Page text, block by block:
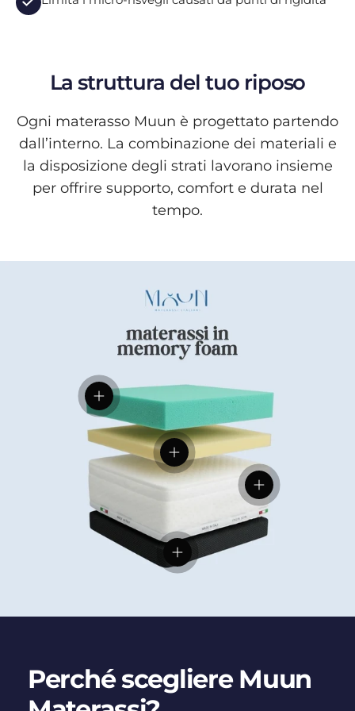
La struttura del tuo riposo
Ogni materasso Muun è progettato partendo
dall’interno. La combinazione dei materiali e
la disposizione degli strati lavorano insieme
per offrire supporto, comfort e durata nel
tempo.
Visualizza dettagli
Visualizza dettagli
Visualizza
Visualizza dettagli
Perché scegliere Muun